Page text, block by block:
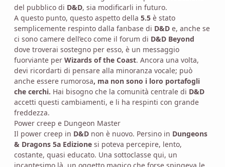
del pubblico di D&D, sia modificarli in futuro.
A questo punto, questo aspetto della 5.5 è stato
semplicemente respinto dalla fanbase di D&D e, anche se
ci sono camere dell’eco come il forum di D&D Beyond
dove troverai sostegno per esso, è un messaggio
fuorviante per Wizards of the Coast. Ancora una volta,
devi ricordarti di pensare alla minoranza vocale; può
anche essere rumorosa, ma non sono i loro portafogli
che cerchi. Hai bisogno che la comunità centrale di D&D
accetti questi cambiamenti, e li ha respinti con grande
freddezza.
Power creep e Dungeon Master
Il power creep in D&D non è nuovo. Persino in Dungeons
& Dragons 5a Edizione si poteva percepire, lento,
costante, quasi educato. Una sottoclasse qui, un